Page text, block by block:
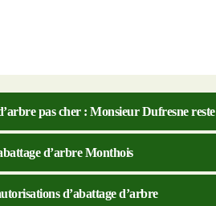
pas cher : Monsieur Dufresne
d’arbre Monthois
d’abattage d’arbre